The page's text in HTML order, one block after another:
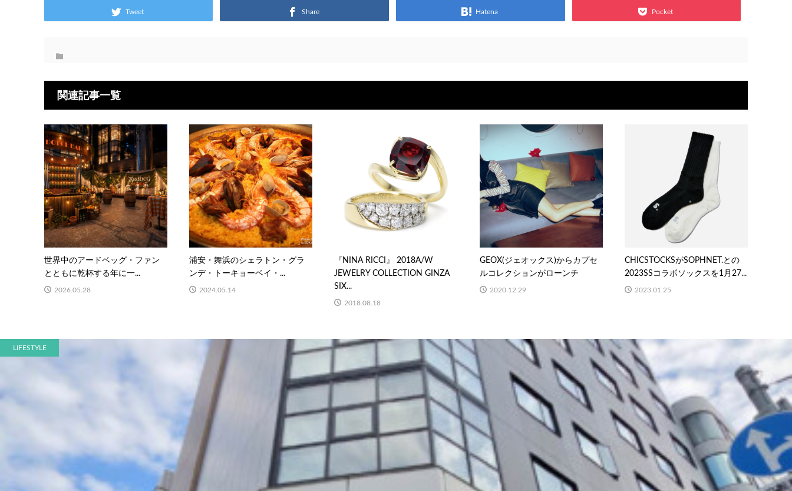
Tweet Share Hatena Pocket
関連記事一覧
世界中のアードベッグ・ファン
とともに乾杯する年に一...
2026.05.28
浦安・舞浜のシェラトン・グラ
ンデ・トーキョーベイ・...
2024.05.14
『NINA RICCI』 2018A/W
JEWELRY COLLECTION GINZA
SIX...
2018.08.18
GEOX(ジェオックス)からカプセ
ルコレクションがローンチ
2020.12.29
CHICSTOCKSがSOPHNET.との
2023SSコラボソックスを1月27...
2023.01.25
LIFESTYLE